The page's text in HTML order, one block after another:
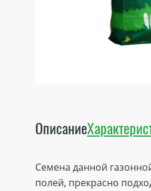
Описание
Семена данной
полей, прекрасно